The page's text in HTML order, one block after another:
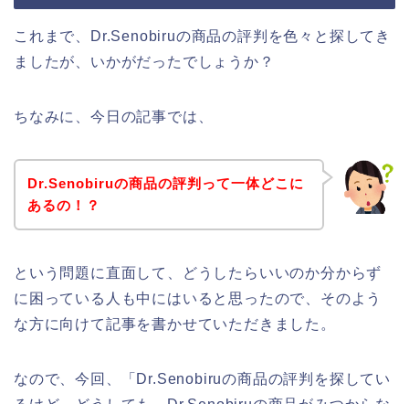
これまで、Dr.Senobiruの商品の評判を色々と探してき
ましたが、いかがだったでしょうか？
ちなみに、今日の記事では、
Dr.Senobiruの商品の評判って一体どこに
あるの！？
という問題に直面して、どうしたらいいのか分からず
に困っている人も中にはいると思ったので、そのよう
な方に向けて記事を書かせていただきました。
なので、今回、「Dr.Senobiruの商品の評判を探してい